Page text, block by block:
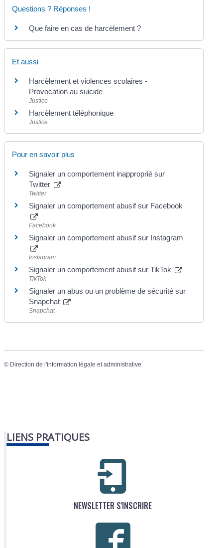
Questions ? Réponses !
Que faire en cas de harcèlement ?
Et aussi
Harcèlement et violences scolaires -
Provocation au suicide
Justice
Harcèlement téléphonique
Justice
Pour en savoir plus
Signaler un comportement inapproprié sur
Twitter
Twitter
Signaler un comportement abusif sur Facebook
Facebook
Signaler un comportement abusif sur Instagram
Instagram
Signaler un comportement abusif sur TikTok
TikTok
Signaler un abus ou un problème de sécurité sur
Snapchat
Snapchat
© Direction de l'information légale et administrative
LIENS PRATIQUES
NEWSLETTER S'INSCRIRE